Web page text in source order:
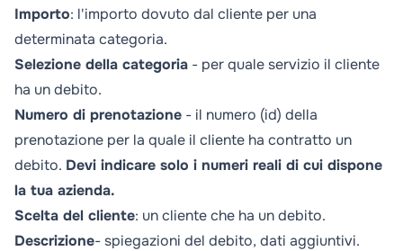
Importo: l'importo dovuto dal cliente per una
determinata categoria.
Selezione della categoria - per quale servizio il cliente
ha un debito.
Numero di prenotazione - il numero (id) della
prenotazione per la quale il cliente ha contratto un
debito. Devi indicare solo i numeri reali di cui dispone
la tua azienda.
Scelta del cliente: un cliente che ha un debito.
Descrizione- spiegazioni del debito, dati aggiuntivi.